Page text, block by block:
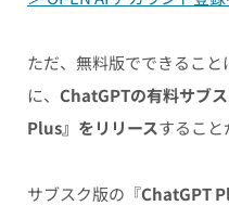
ただ、無料版でできること
に、 ChatGPTの有料サブ
Plus』をリリースすること
サブスク版の『ChatGPT